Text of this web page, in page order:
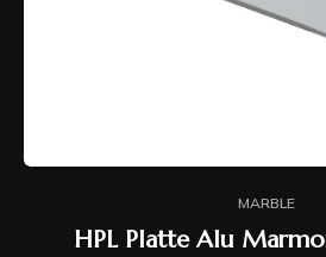
MARBLE
HPL Platte Alu